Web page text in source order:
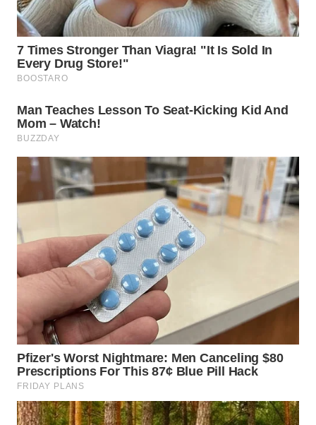
WN
SUKABUMI
WN
WN
PRIANGAN
TIMUR
WN
WN
SOLO
WN
BOROBUDUR
WN
MADURA
WN
SURABAYA